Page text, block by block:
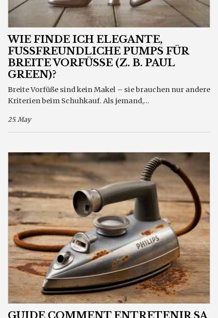
WIE FINDE ICH ELEGANTE,
FUSSFREUNDLICHE PUMPS FÜR B
REITE VORFÜSSE (Z. B. PAUL GR
EEN)?
Breite Vorfüße sind kein Makel – sie brauchen nur andere
Kriterien beim Schuhkauf. Als jemand,...
25. May
GUIDE COMMENT ENTRETENIR SA